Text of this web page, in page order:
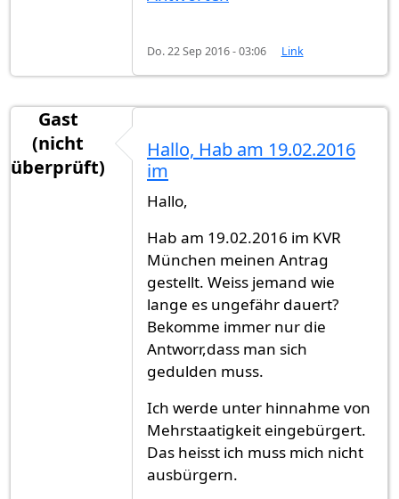
Do. 22 Sep 2016 - 03:06 Link
Gast
(nicht
überprüft)
Hallo, Hab am 19.02.2016
im
Hallo,
Hab am 19.02.2016 im KVR
München meinen Antrag
gestellt. Weiss jemand wie
lange es ungefähr dauert?
Bekomme immer nur die
Antworr,dass man sich
gedulden muss.
Ich werde unter hinnahme von
Mehrstaatigkeit eingebürgert.
Das heisst ich muss mich nicht
ausbürgern.